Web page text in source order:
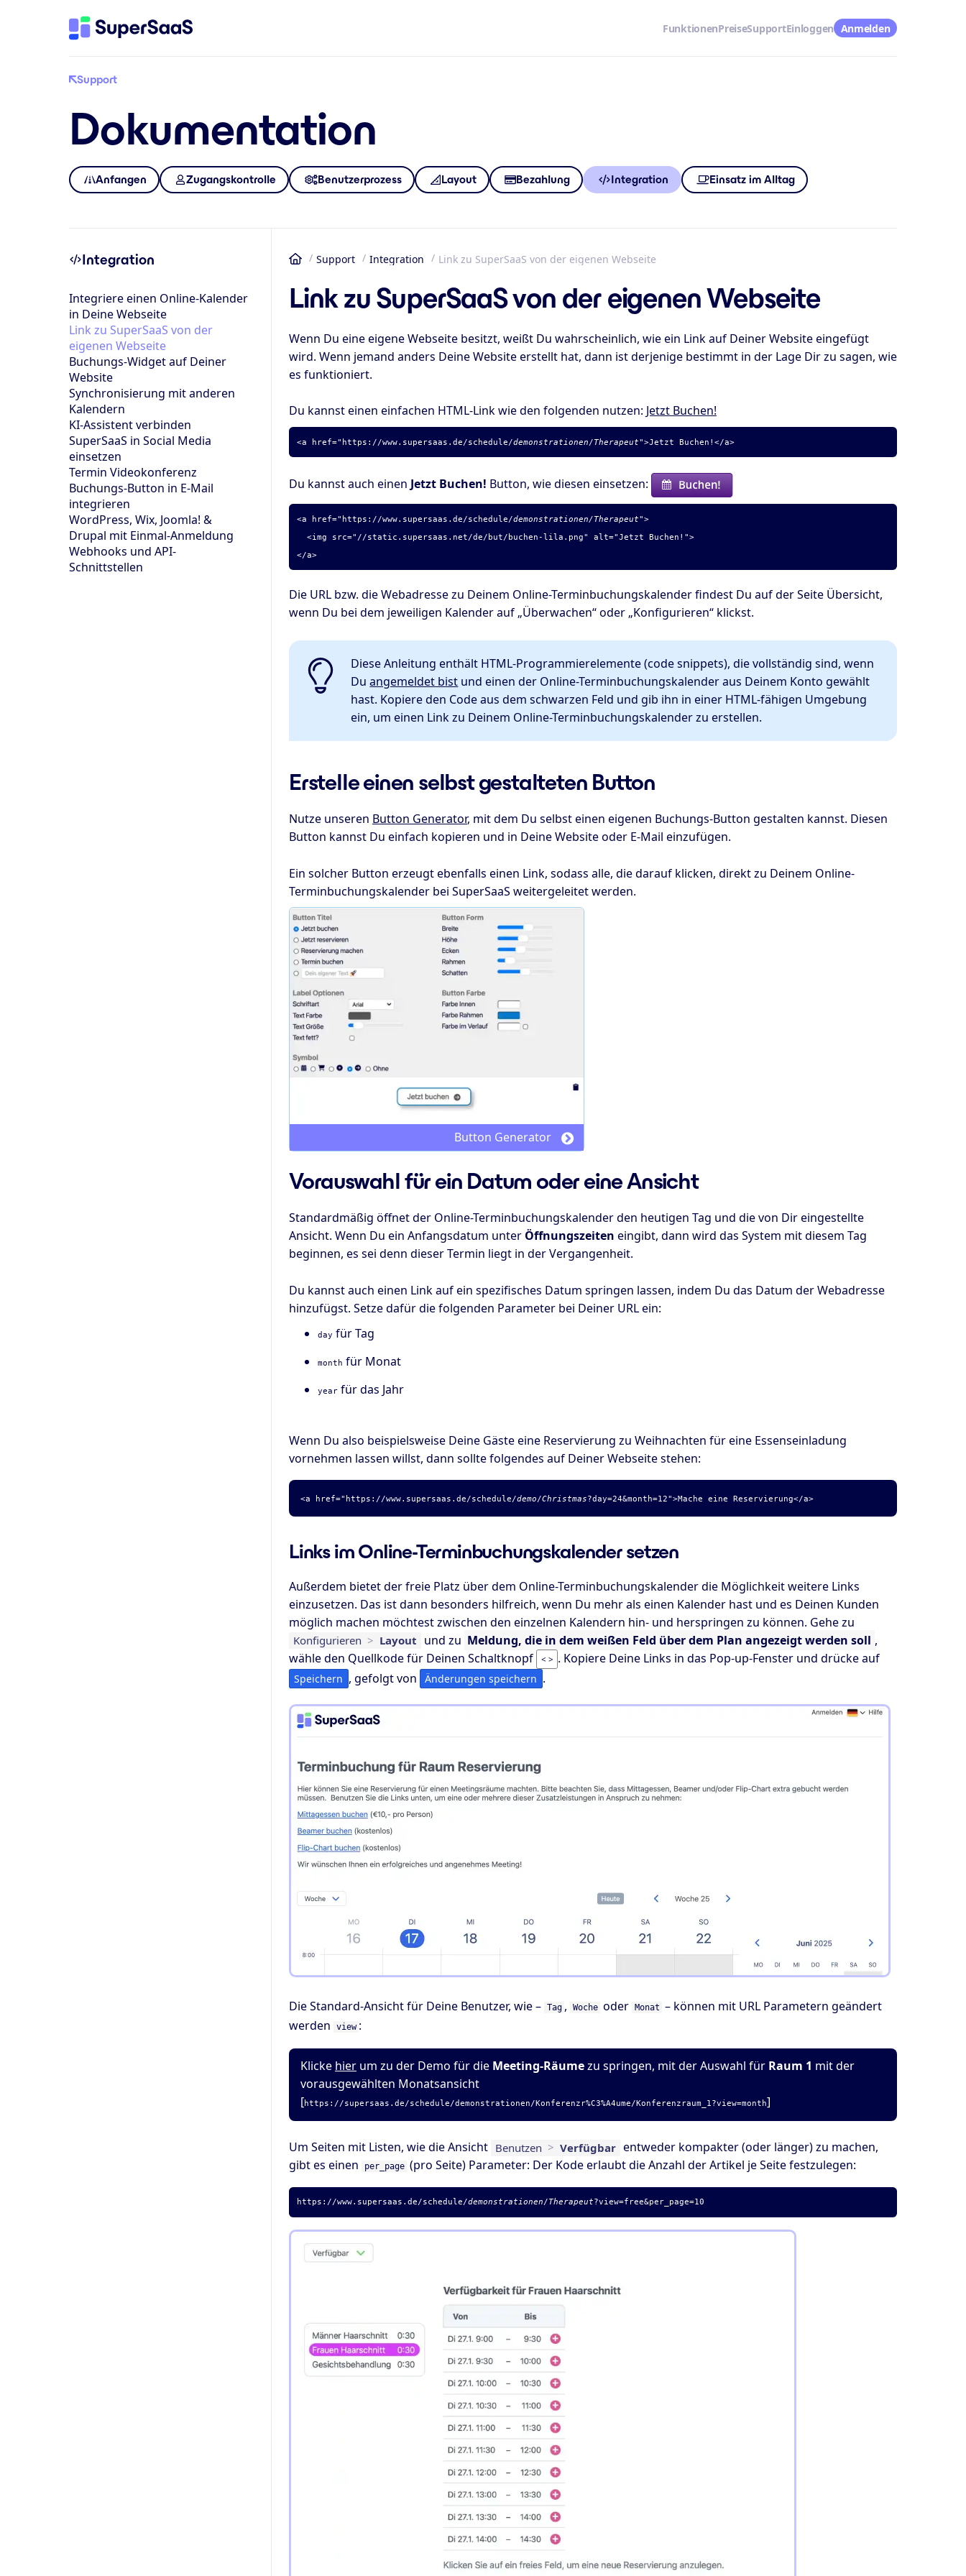
FunktionenPreiseSupportEinloggen Anmelden
Support
Dokumentation
Anfangen Zugangskontrolle Benutzerprozess Layout Bezahlung Integration Einsatz im Alltag
Integration
Integriere einen Online-Kalender
in Deine Webseite
Link zu SuperSaaS von der
eigenen Webseite
Buchungs-Widget auf Deiner
Website
Synchronisierung mit anderen
Kalendern
KI-Assistent verbinden
SuperSaaS in Social Media
einsetzen
Termin Videokonferenz
Buchungs-Button in E-Mail
integrieren
WordPress, Wix, Joomla! &
Drupal mit Einmal-Anmeldung
Webhooks und API-
Schnittstellen
Startseite
Support Integration Link zu SuperSaaS von der eigenen Webseite
Link zu SuperSaaS von der eigenen Webseite
Wenn Du eine eigene Webseite besitzt, weißt Du wahrscheinlich, wie ein Link auf Deiner Website eingefügt
wird. Wenn jemand anders Deine Website erstellt hat, dann ist derjenige bestimmt in der Lage Dir zu sagen, wie
es funktioniert.
Du kannst einen einfachen HTML-Link wie den folgenden nutzen: Jetzt Buchen!
<a href=" https://www.supersaas.de/schedule/demonstrationen/Therapeut">Jetzt Buchen!</a>
Du kannst auch einen Jetzt Buchen! Button, wie diesen einsetzen:
<a href=" https://www.supersaas.de/schedule/demonstrationen/Therapeut">
<img src="//static.supersaas.net/de/but/buchen-lila.png" alt="Jetzt Buchen!">
</a>
Die URL bzw. die Webadresse zu Deinem Online-Terminbuchungskalender findest Du auf der Seite Übersicht,
wenn Du bei dem jeweiligen Kalender auf „Überwachen“ oder „Konfigurieren“ klickst.
Diese Anleitung enthält HTML-Programmierelemente (code snippets), die vollständig sind, wenn
Duangemeldet bist und einen der Online-Terminbuchungskalender aus Deinem Konto gewählt
hast. Kopiere den Code aus dem schwarzen Feld und gib ihn in einer HTML-fähigen Umgebung
ein, um einen Link zu Deinem Online-Terminbuchungskalender zu erstellen.
Erstelle einen selbst gestalteten Button
Nutze unseren Button Generator, mit dem Du selbst einen eigenen Buchungs-Button gestalten kannst. Diesen
Button kannst Du einfach kopieren und in Deine Website oder E-Mail einzufügen.
Ein solcher Button erzeugt ebenfalls einen Link, sodass alle, die darauf klicken, direkt zu Deinem Online-
Terminbuchungskalender bei SuperSaaS weitergeleitet werden.
Button Generator
Vorauswahl für ein Datum oder eine Ansicht
Standardmäßig öffnet der Online-Terminbuchungskalender den heutigen Tag und die von Dir eingestellte
Ansicht. Wenn Du ein Anfangsdatum unter Öffnungszeiten eingibt, dann wird das System mit diesem Tag
beginnen, es sei denn dieser Termin liegt in der Vergangenheit.
Du kannst auch einen Link auf ein spezifisches Datum springen lassen, indem Du das Datum der Webadresse
hinzufügst. Setze dafür die folgenden Parameter bei Deiner URL ein:
day für Tag
month für Monat
year für das Jahr
Wenn Du also beispielsweise Deine Gäste eine Reservierung zu Weihnachten für eine Essenseinladung
vornehmen lassen willst, dann sollte folgendes auf Deiner Webseite stehen:
<a href="https://www.supersaas.de/schedule/demo/Christmas?day=24&month=12">Mache eine Reservierung</a>
Links im Online-Terminbuchungskalender setzen
Außerdem bietet der freie Platz über dem Online-Terminbuchungskalender die Möglichkeit weitere Links
einzusetzen. Das ist dann besonders hilfreich, wenn Du mehr als einen Kalender hast und es Deinen Kunden
möglich machen möchtest zwischen den einzelnen Kalendern hin- und herspringen zu können. Gehe zu
Konfigurieren > Layout und zu Meldung, die in dem weißen Feld über dem Plan angezeigt werden soll ,
wähle den Quellkode für Deinen Schaltknopf
< > . Kopiere Deine Links in das Pop-up-Fenster und drücke auf
Speichern , gefolgt von Änderungen speichern .
Die Standard-Ansicht für Deine Benutzer, wie – Tag , Woche oder Monat – können mit URL Parametern geändert
werden
view :
Klicke hier um zu der Demo für die Meeting-Räumezu springen, mit der Auswahl für Raum 1 mit der
vorausgewählten Monatsansicht
[https://supersaas.de/schedule/demonstrationen/Konferenzr%C3%A4ume/Konferenzraum_1?view=month]
Um Seiten mit Listen, wie die Ansicht Benutzen > Verfügbar entweder kompakter (oder länger) zu machen,
gibt es einen
per_page (pro Seite) Parameter: Der Kode erlaubt die Anzahl der Artikel je Seite festzulegen:
https://www.supersaas.de/schedule/demonstrationen/Therapeut?view=free&per_page=10